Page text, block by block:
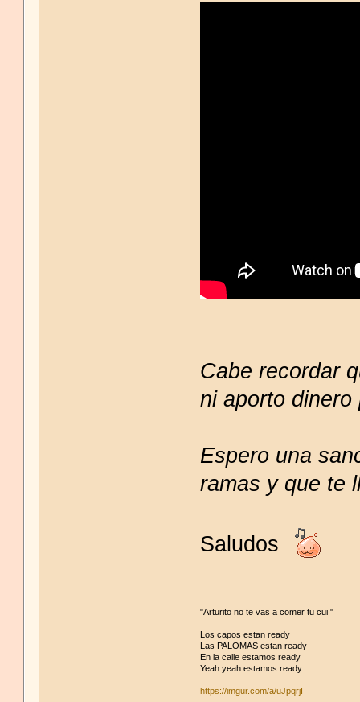
Cabe recordar
ni aporto
Espero una
ramas y que te
Saludos
"Arturito no te vas a comer tu cui "
Los capos estan ready
Las PALOMAS estan ready
En la calle estamos ready
Yeah yeah estamos ready
https://imgur.com/a/uJpqrjI